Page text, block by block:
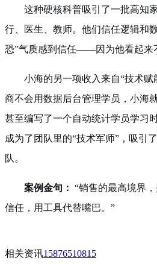
这种硬核科普吸引了一批高知
行、医生、教师。他们信任逻辑和
恐”气质感到信任——因为他看起来
小海的另一项收入来自“技术
商不会用数据后台管理学员，小海
甚至编写了一个自动统计学员学习
成为了团队里的“技术军师”，吸引
队。
案例金句： “销售的最高境界
信任，用工具代替嘴巴。”
相关资讯15876510815